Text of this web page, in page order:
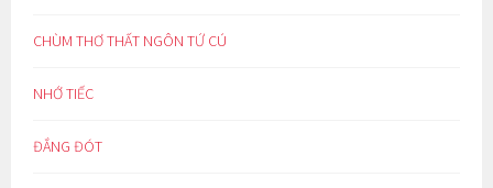
CHÙM THƠ THẤT NGÔN TỨ CÚ
NHỚ TIẾC
ĐẮNG ĐÓT